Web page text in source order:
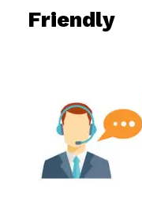
Friendly